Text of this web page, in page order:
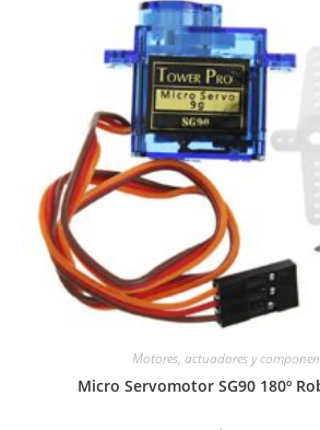
Motores, actuadores y
Micro Servomotor SG90 180º